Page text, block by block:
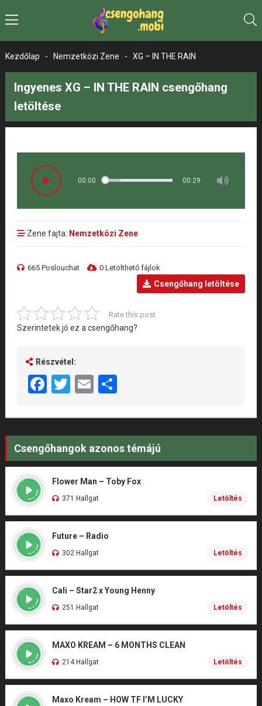
Kezdőlap - Nemzetközi Zene - XG – IN THE RAIN
Ingyenes XG – IN THE RAIN csengőhang
letöltése
00:00 00:29
Zene fajta: Nemzetközi Zene
665 Poslouchat 0 Letölthető fájlok
Csengőhang letöltése
Rate this post
Szerintetek jó ez a csengőhang?
Részvétel:
Facebook
Twitter
EmailShare
Csengőhangok azonos témájú
Flower Man – Toby Fox
371 Hallgat Letöltés
Future – Radio
302 Hallgat Letöltés
Cali – Star2 x Young Henny
251 Hallgat Letöltés
MAXO KREAM – 6 MONTHS CLEAN
214 Hallgat Letöltés
Maxo Kream – HOW TF I’M LUCKY